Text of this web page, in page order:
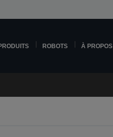
ROBOTS À PROPOS